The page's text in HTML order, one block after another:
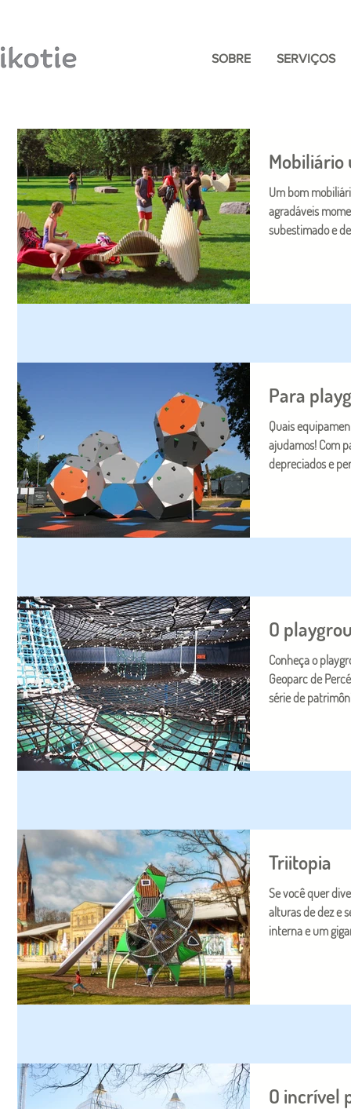
SOBRE SERVIÇOS
Mobiliário
Um bom
agradáveis
subestimado e
Para
Quais
ajudamos! Com
depreciados e
O
Conheça o
Geoparc de
série de
Triitopia
Se você quer diversão
alturas de dez e
interna e um
O incrível